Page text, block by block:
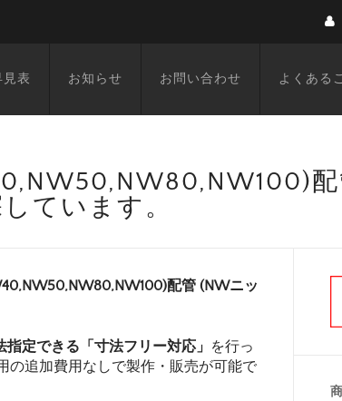
表 お知らせ お問い合わせ よくある
ています。
配管 (NWニッ
指定できる「寸法フリー対応」 を行っ
の追加費用なしで製作・販売が可能で